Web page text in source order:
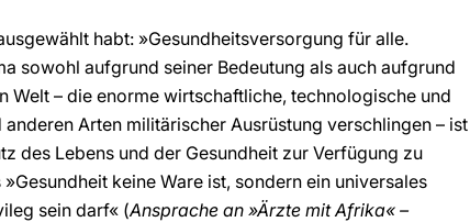
habt: »Gesundheitsversorgung für alle.
sowohl aufgrund seiner Bedeutung als auch aufgrund
Welt – die enorme wirtschaftliche, technologische und
Arten militärischer Ausrüstung verschlingen – ist
des Lebens und der Gesundheit zur Verfügung zu
keine Ware ist, sondern ein universales
sein darf« (Ansprache an »Ärzte mit Afrika« –